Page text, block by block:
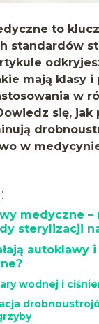
to
standardów
mają klasy i
w
się, jak
w
medyczne –
sterylizacji
autoklawy
wodnej i